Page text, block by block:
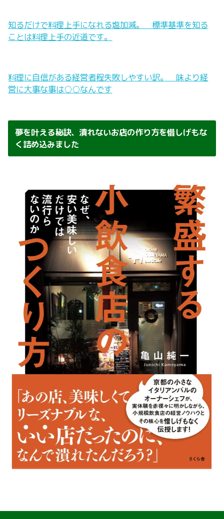
知るだけで料理上手になれる塩加減。 標準基準を知る
ことは料理上手の近道です。
料理に自信がある経営者程失敗しやすい訳。 味より経
営に大事な事は○○なんです
夢を叶える秘訣、潰れないお店の作り方を惜しげもな
く詰め込みました